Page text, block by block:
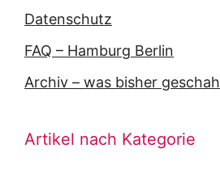
Datenschutz
FAQ – Hamburg Berlin
Archiv – was bisher geschah
Artikel nach Kategorie